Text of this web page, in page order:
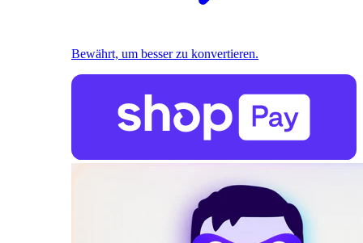
Bewährt, um besser zu konvertieren.